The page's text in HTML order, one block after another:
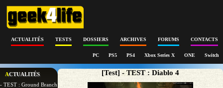
ACTUALITÉS TESTS DOSSIERS ARCHIVES FORUMS CONTACTS
PC PS5 PS4 Xbox Series X ONE Switch
ACTUALITÉS
- TEST : Ground Branch
[Test] - TEST : Diablo 4